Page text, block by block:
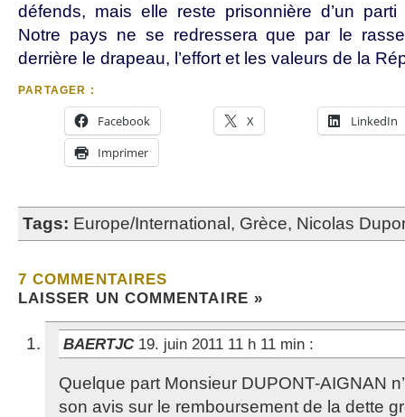
défends, mais elle reste prisonnière d’un
Notre pays ne se redressera que par le
derrière le drapeau, l’effort et les valeurs de la
PARTAGER :
Facebook X
LinkedIn
Imprimer
Tags: Europe/International , Grèce, Nicolas
7 COMMENTAIRES
LAISSER UN COMMENTAIRE »
BAERTJC 19. juin 2011 11 h 11 min :
Quelque part Monsieur DUPONT-AIGNAN
son avis sur le remboursement de la dette